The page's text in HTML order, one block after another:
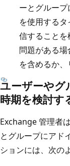
ーとグルー
を使用する
信すること
問題がある
を含めるか、
ユーザーやグ
時期を検討す
Exchange 管理者
とグループにアド
ションには、次の